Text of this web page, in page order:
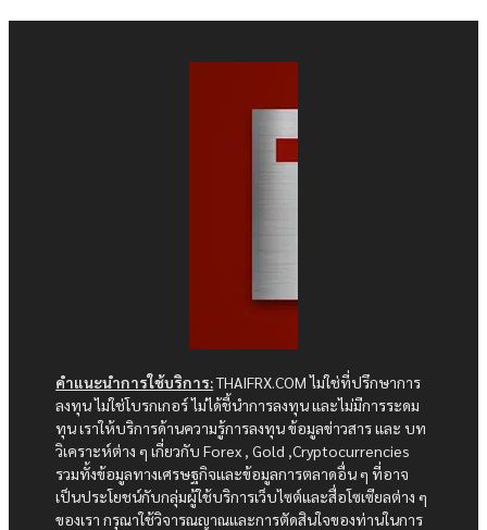
คำแนะนำการใช้บริการ:THAIFRX.COM ไม่ใช่ที่ปรึกษาการ
ลงทุน ไม่ใช่โบรกเกอร์ ไม่ได้ชี้นำการลงทุน และไม่มีการระดม
ทุน เราให้บริการด้านความรู้การลงทุน ข้อมูลข่าวสาร และ บท
วิเคราะห์ต่าง ๆ เกี่ยวกับ Forex , Gold ,Cryptocurrencies
รวมทั้งข้อมูลทางเศรษฐกิจและข้อมูลการตลาดอื่น ๆ ที่อาจ
เป็นประโยชน์กับกลุ่มผู้ใช้บริการเว็บไซต์และสื่อโซเซียลต่าง ๆ
ของเรา กรุณาใช้วิจารณญาณและการตัดสินใจของท่านในการ